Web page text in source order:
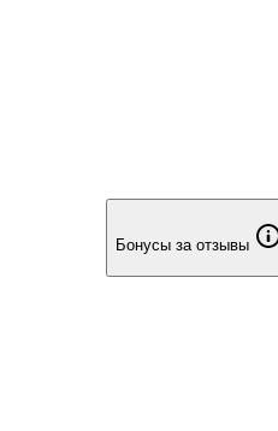
Бонусы за отзывы